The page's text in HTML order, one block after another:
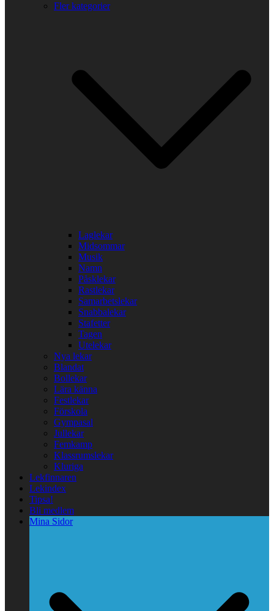
Fler kategorier
Laglekar
Midsommar
Musik
Namn
Påsklekar
Rastlekar
Samarbetslekar
Snabbalekar
Stafetter
Tagen
Utelekar
Nya lekar
Blandat
Bollekar
Lära känna
Festlekar
Förskola
Gympasal
Jullekar
Femkamp
Klassrumslekar
Kluriga
Lekfinnaren
Lekindex
Tipsa!
Bli medlem
Mina Sidor